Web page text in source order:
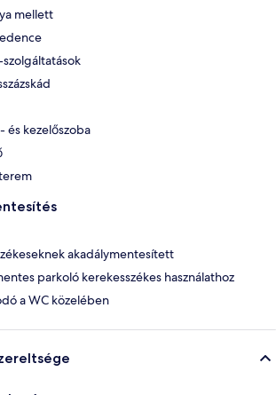
mellett
és kezelőszoba
akadálymentesített
parkoló kerekesszékes használathoz
a WC közelében